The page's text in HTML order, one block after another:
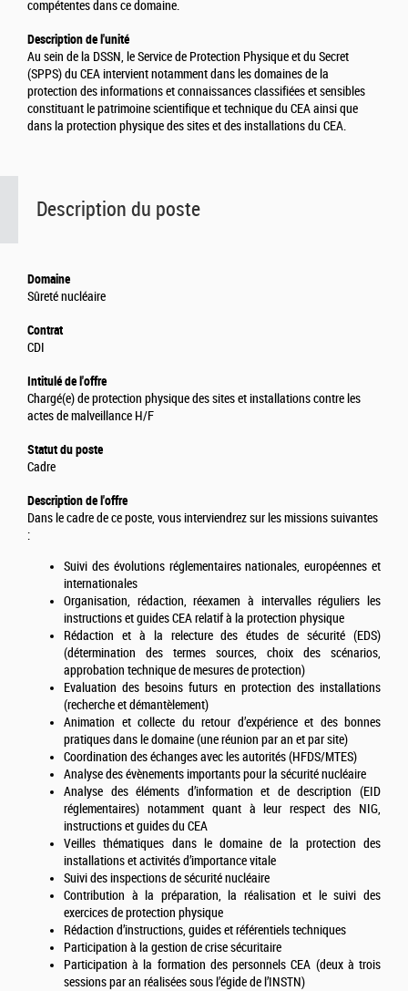
Description du poste
Domaine
Sûreté nucléaire
Contrat
CDI
Intitulé de l'offre
Chargé(e) de protection physique des sites et installations contre les
actes de malveillance H/F
Statut du poste
Cadre
Description de l'offre
Dans le cadre de ce poste, vous interviendrez sur les missions suivantes
:
Suivi des évolutions réglementaires nationales, européennes et
internationales
Organisation, rédaction, réexamen à intervalles réguliers les
instructions et guides CEA relatif à la protection physique
Rédaction et à la relecture des études de sécurité (EDS)
(détermination des termes sources, choix des scénarios,
approbation technique de mesures de protection)
Evaluation des besoins futurs en protection des installations
(recherche et démantèlement)
Animation et collecte du retour d’expérience et des bonnes
pratiques dans le domaine (une réunion par an et par site)
Coordination des échanges avec les autorités (HFDS/MTES)
Analyse des évènements importants pour la sécurité nucléaire
Analyse des éléments d’information et de description (EID
réglementaires) notamment quant à leur respect des NIG,
instructions et guides du CEA
Veilles thématiques dans le domaine de la protection des
installations et activités d’importance vitale
Suivi des inspections de sécurité nucléaire
Contribution à la préparation, la réalisation et le suivi des
exercices de protection physique
Rédaction d’instructions, guides et référentiels techniques
Participation à la gestion de crise sécuritaire
Participation à la formation des personnels CEA (deux à trois
sessions par an réalisées sous l’égide de l’INSTN)
compétentes dans ce domaine.
Description de l'unité
Au sein de la DSSN, le Service de Protection Physique et du Secret
(SPPS) du CEA intervient notamment dans les domaines de la
protection des informations et connaissances classifiées et sensibles
constituant le patrimoine scientifique et technique du CEA ainsi que
dans la protection physique des sites et des installations du CEA.